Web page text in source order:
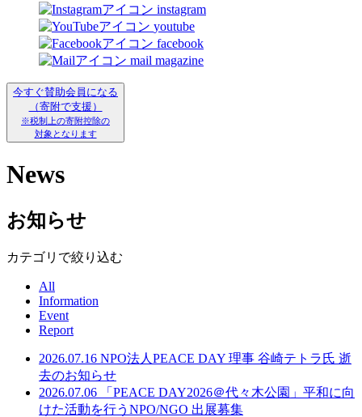
instagram
youtube
facebook
mail magazine
今すぐ賛助会員になる
（寄附で支援）
※税制上の寄附控除の
対象となります
News
お知らせ
カテゴリで絞り込む
All
Information
Event
Report
2026.07.16 NPO法人PEACE DAY 理事 谷崎テトラ氏 逝
去のお知らせ
2026.07.06
「PEACE DAY2026＠代々木公園」平和に向
けた活動を行うNPO/NGO 出展募集